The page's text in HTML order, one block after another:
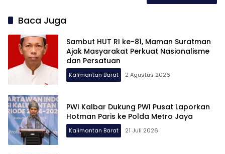
Baca Juga
Sambut HUT RI ke-81, Maman Suratman
Ajak Masyarakat Perkuat Nasionalisme
dan Persatuan
Kalimantan Barat 2 Agustus 2026
PWI Kalbar Dukung PWI Pusat Laporkan
Hotman Paris ke Polda Metro Jaya
Kalimantan Barat 21 Juli 2026